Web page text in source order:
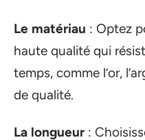
Le matériau : Optez
haute qualité qui
temps, comme l’or,
de qualité.
La longueur :